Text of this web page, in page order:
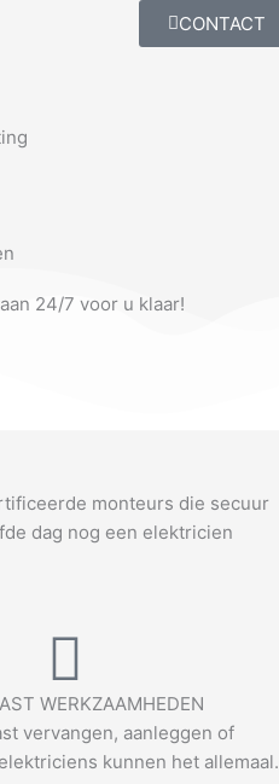
CONTACT
24/7 voor u klaar!
monteurs die secuur
dag nog een elektricien
WERKZAAMHEDEN
vervangen, aanleggen of
kunnen het allemaal.